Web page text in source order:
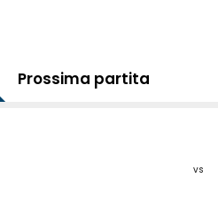
Prossima partita
vs